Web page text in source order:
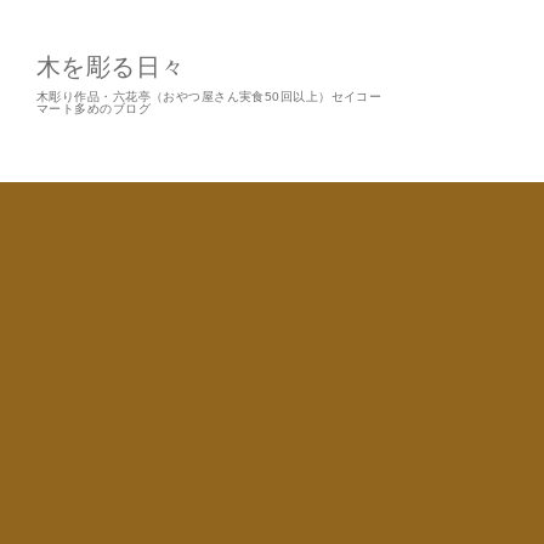
木を彫る日々
木彫り作品・六花亭（おやつ屋さん実食50回以上）セイコー
マート多めのブログ